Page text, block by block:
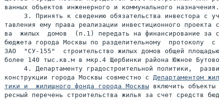
ванных объектов инженерного и коммунального назначения.
3. Принять к сведению обязательства инвестора с
тавления ему права реализации инвестиционного проекта
ва  жилых  домов  (п.1) передать на финансирование за
бюджета города Москвы по разделительному  протоколу  с
ЗАО  "СУ-155"  строительство жилых домов общей
более 140 тыс.кв.м в мкр.4 Щербинки района Южное
4. Департаменту градостроительной политики,
конструкции города Москвы совместно с Департаментом
тики и  жилищного фонда города Москвы включить
ресный перечень строительства жилья за счет средств